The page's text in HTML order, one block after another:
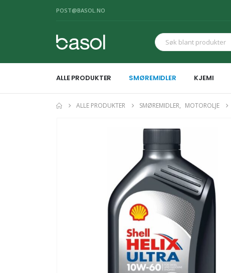
POST@BASOL.NO
ALLE PRODUKTER SMØREMIDLER KJEMI
ALLE PRODUKTER SMØREMIDLER, MOTOROLJE